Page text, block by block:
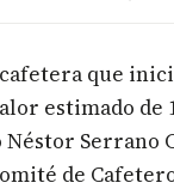
que
estimado de
Serrano
de